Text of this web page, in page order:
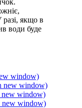
якщо в
води буде
window)
new window)
new window)
new window)